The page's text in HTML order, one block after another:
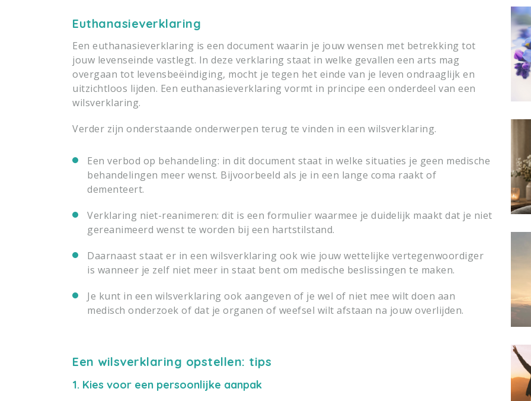
Euthanasieverklaring
Een euthanasieverklaring is een document waarin je jouw wensen met betrekking tot
jouw levenseinde vastlegt. In deze verklaring staat in welke gevallen een arts mag
overgaan tot levensbeëindiging, mocht je tegen het einde van je leven ondraaglijk en
uitzichtloos lijden. Een euthanasieverklaring vormt in principe een onderdeel van een
wilsverklaring.
Verder zijn onderstaande onderwerpen terug te vinden in een wilsverklaring.
Een verbod op behandeling: in dit document staat in welke situaties je geen medische
behandelingen meer wenst. Bijvoorbeeld als je in een lange coma raakt of
dementeert.
Verklaring niet-reanimeren: dit is een formulier waarmee je duidelijk maakt dat je niet
gereanimeerd wenst te worden bij een hartstilstand.
Daarnaast staat er in een wilsverklaring ook wie jouw wettelijke vertegenwoordiger
is wanneer je zelf niet meer in staat bent om medische beslissingen te maken.
Je kunt in een wilsverklaring ook aangeven of je wel of niet mee wilt doen aan
medisch onderzoek of dat je organen of weefsel wilt afstaan na jouw overlijden.
Een wilsverklaring opstellen: tips
1. Kies voor een persoonlijke aanpak